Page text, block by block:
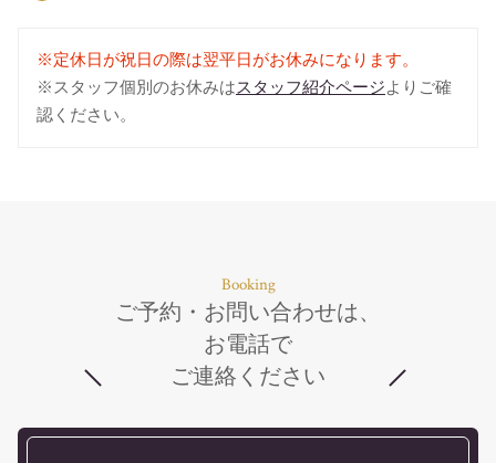
※定休日が祝日の際は翌平日がお休みになります。
※スタッフ個別のお休みはスタッフ紹介ページよりご確
認ください。
Booking
ご予約・お問い合わせは、
お電話で
ご連絡ください